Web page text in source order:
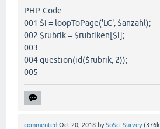
PHP-Code
001 $i = loopToPage('LC', $anzahl);
002 $rubrik = $rubriken[$i];
003
004 question(id($rubrik, 2));
005
commented Oct 20, 2018 bySoSci Survey (376k